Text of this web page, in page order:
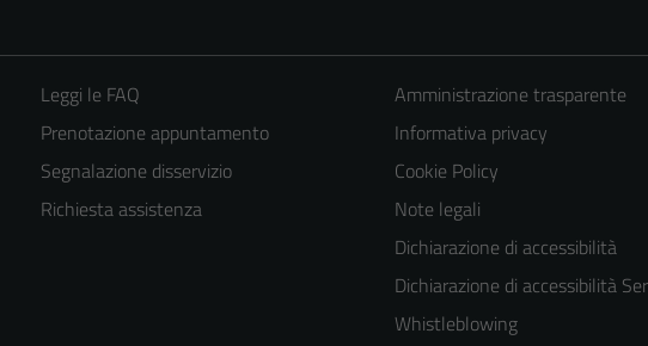
Leggi le FAQ
Prenotazione appuntamento
Segnalazione disservizio
Richiesta assistenza
Amministrazione trasparente
Informativa privacy
Cookie Policy
Note legali
Dichiarazione di accessibilità
Dichiarazione di accessibilità
Whistleblowing